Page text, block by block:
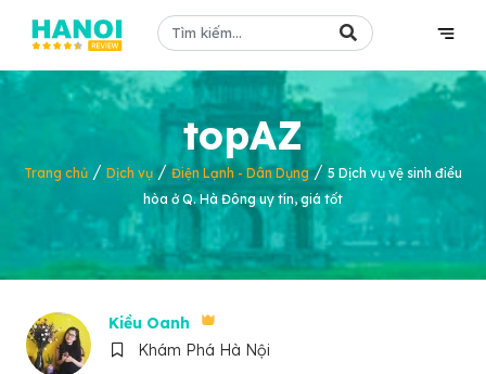
topAZ
Trang chủ / Dịch vụ / Điện Lạnh - Dân Dụng/ 5 Dịch vụ vệ sinh điều
hòa ở Q. Hà Đông uy tín, giá tốt
Kiều Oanh
Khám Phá Hà Nội